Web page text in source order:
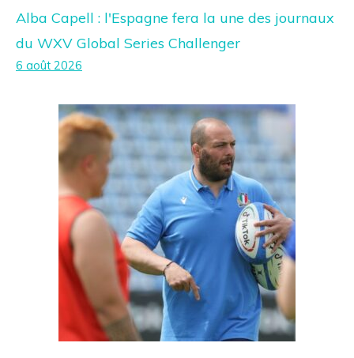
Alba Capell : l'Espagne fera la une des journaux
du WXV Global Series Challenger
6 août 2026